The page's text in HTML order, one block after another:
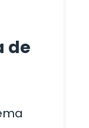
de